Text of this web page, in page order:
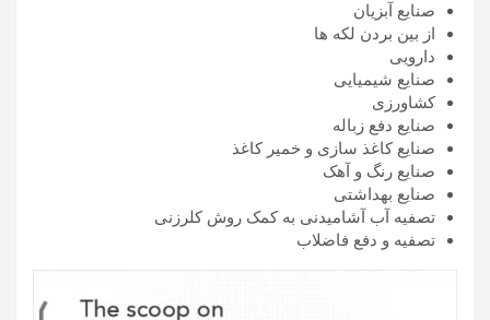
صنایع آبزیان
از بین بردن لکه ها
دارویی
صنایع شیمیایی
کشاورزی
صنایع دفع زباله
صنایع کاغذ سازی و خمیر کاغذ
صنایع رنگ و آهک
صنایع بهداشتی
تصفیه آب آشامیدنی به کمک روش کلرزنی
تصفیه و دفع فاضلاب‌